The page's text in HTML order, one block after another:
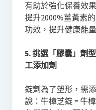
有助於強化保養效
提升2000%薑黃素
功效，提升健康能量
5. 挑選「膠囊」劑
工添加劑
錠劑為了塑形，需
說：牛樟芝錠 = 牛